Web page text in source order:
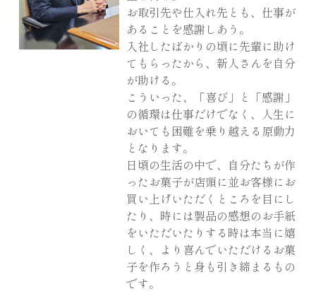
お取引先や仕入れ先とも、仕事が
あることを感謝しあう。
入社したばかりの頃に先輩に助け
てもらったから、新人さんを自分
が助ける。
こういった、「喜び」と「感謝」
の循環は仕事だけでなく、人生に
おいても困難を乗り越える原動力
となります。
日頃の生活の中で、自分たちが作
ったお菓子が店頭に並お客様にお
買い上げいただくところを目にし
たり、時には製品の感想のお手紙
をいただいたりする時は本当に嬉
しく、より喜んでいただけるお菓
子を作ろうと身も引き締まるもの
です。